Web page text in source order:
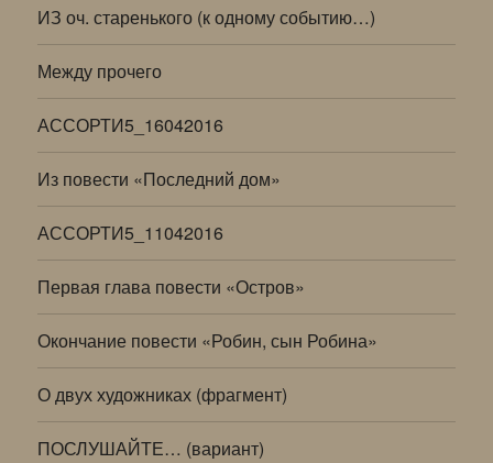
ИЗ оч. старенького (к одному событию…)
Между прочего
АССОРТИ5_16042016
Из повести «Последний дом»
АССОРТИ5_11042016
Первая глава повести «Остров»
Окончание повести «Робин, сын Робина»
О двух художниках (фрагмент)
ПОСЛУШАЙТЕ… (вариант)